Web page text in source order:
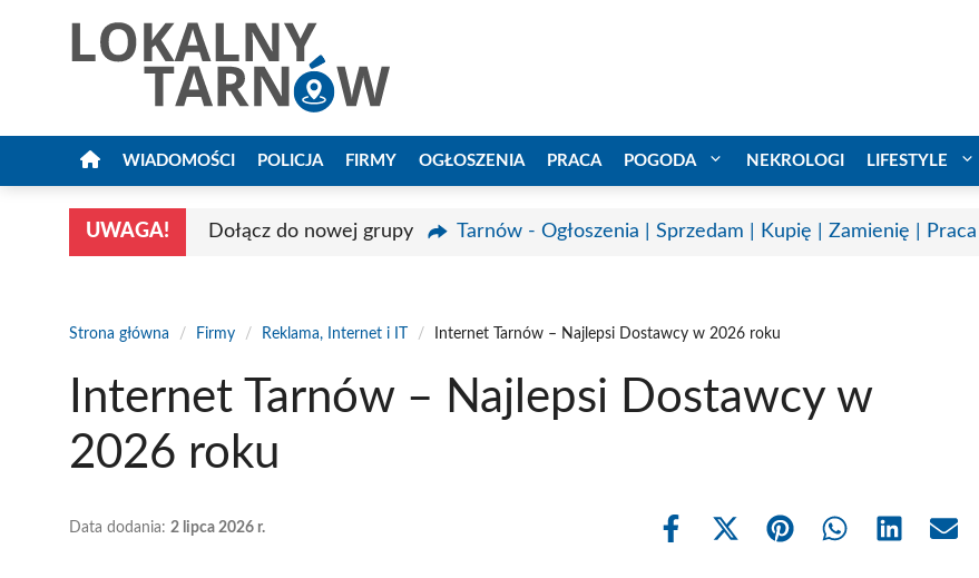
WIADOMOŚCI POLICJA FIRMY OGŁOSZENIA PRACA POGODA NEKROLOGI LIFESTYLE
UWAGA! Dołącz do nowej grupy Tarnów - Ogłoszenia | Sprzedam | Kupię | Zamienię | Praca
Strona główna / Firmy / Reklama, Internet i IT / Internet Tarnów – Najlepsi Dostawcy w 2026 roku
Internet Tarnów – Najlepsi Dostawcy w
2026 roku
Data dodania: 2 lipca 2026 r.
Share
Share Share Share Share Share